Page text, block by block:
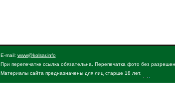
E-mail: www@kolsar.info
При перепечатке ссылка обязательна. Перепечатка фото без
Материалы сайта предназначены для лиц старше 18 лет.